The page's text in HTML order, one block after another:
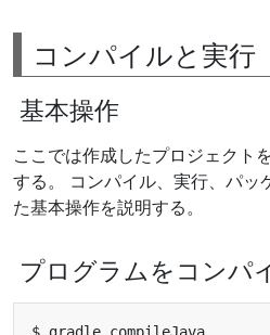
コンパイルと実行
基本操作
ここでは作成したプロジェクト
する。 コンパイル、実行、パッ
た基本操作を説明する。
プログラムをコンパ